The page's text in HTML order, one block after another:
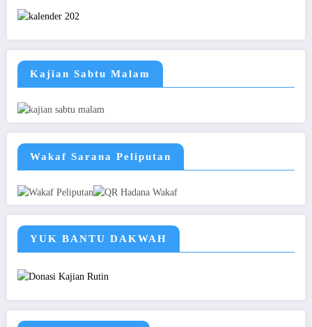
Kajian Sabtu Malam
Wakaf Sarana Peliputan
YUK BANTU DAKWAH